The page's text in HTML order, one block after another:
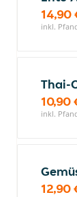
14,90
inkl.
Thai-
10,90
inkl.
12,90